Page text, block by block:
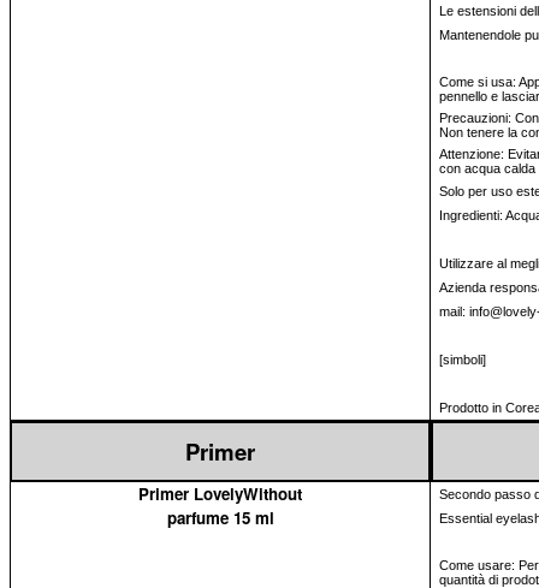
Le estensioni
Mantenendole
Come si usa:
pennello e
Precauzioni:
Non tenere la
Attenzione:
con acqua calda
Solo per uso
Ingredienti:
Utilizzare al
Azienda
mail:
[simboli]
Prodotto in
Primer
Primer LovelyWithout Secondo passo
parfume 15 ml Essential
Come usare:
quantità di